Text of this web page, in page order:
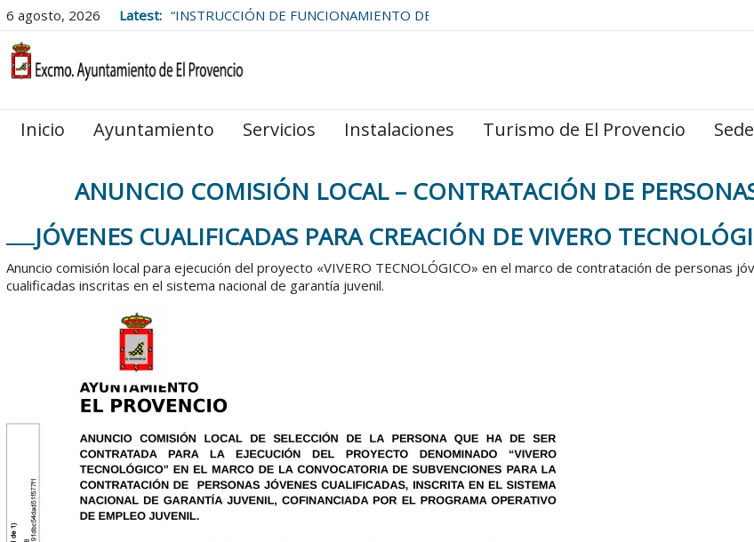
6 agosto, 2026 Latest: “INSTRUCCIÓN DE FUNCIONAMIENTO DE
Inicio Ayuntamiento Servicios Instalaciones Turismo de El Provencio
ANUNCIO COMISIÓN LOCAL – CONTRATACIÓN DE
JÓVENES CUALIFICADAS PARA CREACIÓN DE VIVERO
Anuncio comisión local para ejecución del proyecto «VIVERO TECNOLÓGICO» en el marco de contratación de personas
cualificadas inscritas en el sistema nacional de garantía juvenil.